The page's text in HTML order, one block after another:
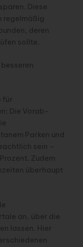
Diese
regelmäßig
deren
sollte.
für
Die Vorab-
Parken und
sein –
Zudem
überhaupt
an, über die
lassen. Hier